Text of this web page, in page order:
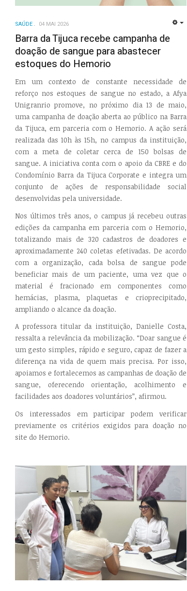
SAÚDE 04 MAI 2026
Barra da Tijuca recebe campanha de
doação de sangue para abastecer
estoques do Hemorio
Em um contexto de constante necessidade de
reforço nos estoques de sangue no estado, a Afya
Unigranrio promove, no próximo dia 13 de maio,
uma campanha de doação aberta ao público na Barra
da Tijuca, em parceria com o Hemorio. A ação será
realizada das 10h às 15h, no campus da instituição,
com a meta de coletar cerca de 150 bolsas de
sangue. A iniciativa conta com o apoio da CBRE e do
Condomínio Barra da Tijuca Corporate e integra um
conjunto de ações de responsabilidade social
desenvolvidas pela universidade.
Nos últimos três anos, o campus já recebeu outras
edições da campanha em parceria com o Hemorio,
totalizando mais de 320 cadastros de doadores e
aproximadamente 240 coletas efetivadas. De acordo
com a organização, cada bolsa de sangue pode
beneficiar mais de um paciente, uma vez que o
material é fracionado em componentes como
hemácias, plasma, plaquetas e crioprecipitado,
ampliando o alcance da doação.
A professora titular da instituição, Danielle Costa,
ressalta a relevância da mobilização. “Doar sangue é
um gesto simples, rápido e seguro, capaz de fazer a
diferença na vida de quem mais precisa. Por isso,
apoiamos e fortalecemos as campanhas de doação de
sangue, oferecendo orientação, acolhimento e
facilidades aos doadores voluntários”, afirmou.
Os interessados em participar podem verificar
previamente os critérios exigidos para doação no
site do Hemorio.